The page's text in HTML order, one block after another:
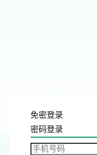
免密登录
密码登录